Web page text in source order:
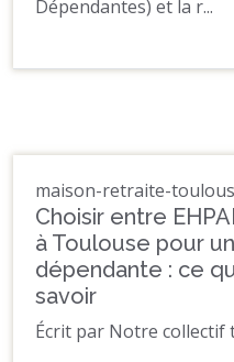
Dépendantes) et la r...
maison-retraite-
Choisir entre
à Toulouse pour
dépendante : ce
savoir
Écrit par Notre collectif